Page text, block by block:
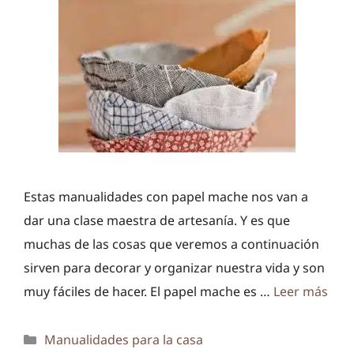
Estas manualidades con papel mache nos van a
dar una clase maestra de artesanía. Y es que
muchas de las cosas que veremos a continuación
sirven para decorar y organizar nuestra vida y son
muy fáciles de hacer. El papel mache es … Leer más
Categorías
Manualidades para la casa